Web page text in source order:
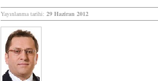
Yayınlanma tarihi: 29 Haziran 2012